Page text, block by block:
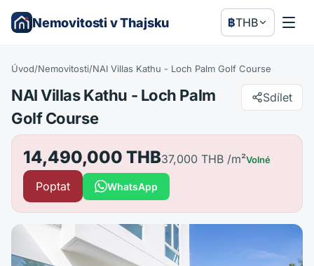
Nemovitosti v Thajsku ฿THB
Úvod/Nemovitosti/NAI Villas Kathu - Loch Palm Golf Course
NAI Villas Kathu - Loch Palm
Golf Course
Sdílet
14,490,000 THB37,000 THB /m²Volné
Poptat WhatsApp